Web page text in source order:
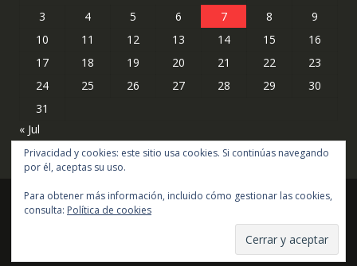
3
4 5 6 7 8
9
10
11 12 13 14 15
16
17
18 19 20 21 22
23
24
25 26 27 28 29
30
31
« Jul
Copyright © todos los derechos reservados
Acme Themes
Privacidad y cookies: este sitio usa cookies. Si continúas navegando
por él, aceptas su uso.
Para obtener más información, incluido cómo gestionar las cookies,
consulta: Política de cookies